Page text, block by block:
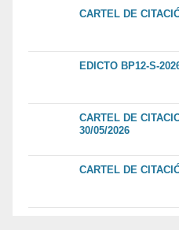
CARTEL DE
EDICTO BP12-S-
CARTEL DE
30/05/2026
CARTEL DE